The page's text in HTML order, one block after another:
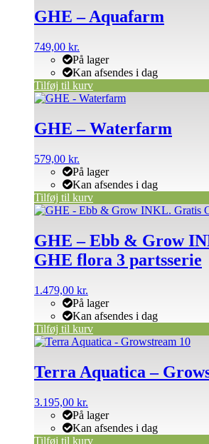
GHE – Aquafarm
749,00 kr.
På lager
Kan afsendes i dag
Tilføj til kurv
GHE – Waterfarm
579,00 kr.
På lager
Kan afsendes i dag
Tilføj til kurv
GHE – Ebb & Grow
GHE flora 3 partsserie
1.479,00 kr.
På lager
Kan afsendes i dag
Tilføj til kurv
Terra Aquatica –
3.195,00 kr.
På lager
Kan afsendes i dag
Tilføj til kurv